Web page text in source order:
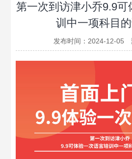
第一次到访津小乔9.9
训中一项科目
发布时间：2024-12-05